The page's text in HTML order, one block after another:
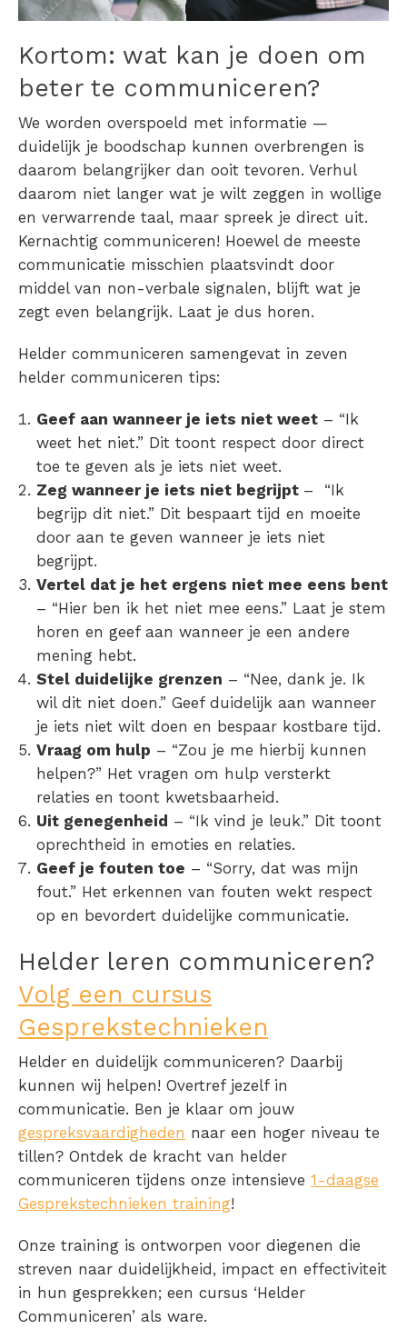
Kortom: wat kan je doen om
beter te communiceren?
We worden overspoeld met informatie —
duidelijk je boodschap kunnen overbrengen is
daarom belangrijker dan ooit tevoren. Verhul
daarom niet langer wat je wilt zeggen in wollige
en verwarrende taal, maar spreek je direct uit.
Kernachtig communiceren! Hoewel de meeste
communicatie misschien plaatsvindt door
middel van non-verbale signalen, blijft wat je
zegt even belangrijk. Laat je dus horen.
Helder communiceren samengevat in zeven
helder communiceren tips:
Geef aan wanneer je iets niet weet – “Ik
weet het niet.” Dit toont respect door direct
toe te geven als je iets niet weet.
Zeg wanneer je iets niet begrijpt – “Ik
begrijp dit niet.” Dit bespaart tijd en moeite
door aan te geven wanneer je iets niet
begrijpt.
Vertel dat je het ergens niet mee eens bent
– “Hier ben ik het niet mee eens.” Laat je stem
horen en geef aan wanneer je een andere
mening hebt.
Stel duidelijke grenzen – “Nee, dank je. Ik
wil dit niet doen.” Geef duidelijk aan wanneer
je iets niet wilt doen en bespaar kostbare tijd.
Vraag om hulp – “Zou je me hierbij kunnen
helpen?” Het vragen om hulp versterkt
relaties en toont kwetsbaarheid.
Uit genegenheid – “Ik vind je leuk.” Dit toont
oprechtheid in emoties en relaties.
Geef je fouten toe – “Sorry, dat was mijn
fout.” Het erkennen van fouten wekt respect
op en bevordert duidelijke communicatie.
Helder leren communiceren?
Volg een cursus
Gesprekstechnieken
Helder en duidelijk communiceren? Daarbij
kunnen wij helpen! Overtref jezelf in
communicatie. Ben je klaar om jouw
gespreksvaardigheden naar een hoger niveau te
tillen? Ontdek de kracht van helder
communiceren tijdens onze intensieve 1-daagse
Gesprekstechnieken training!
Onze training is ontworpen voor diegenen die
streven naar duidelijkheid, impact en effectiviteit
in hun gesprekken; een cursus ‘Helder
Communiceren’ als ware.